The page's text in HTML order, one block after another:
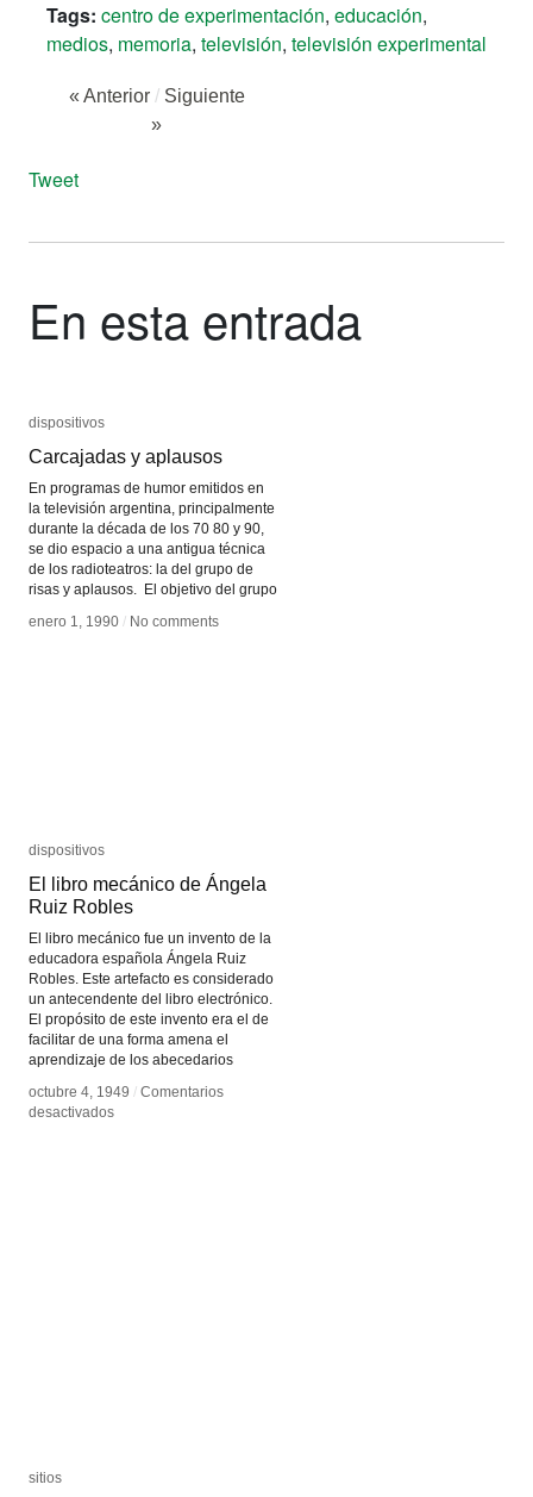
Tags: centro de experimentación, educación,
medios, memoria, televisión, televisión experimental
« Anterior / Siguiente
»
Tweet
En esta entrada
dispositivos
Carcajadas y aplausos
En programas de humor emitidos en
la televisión argentina, principalmente
durante la década de los 70 80 y 90,
se dio espacio a una antigua técnica
de los radioteatros: la del grupo de
risas y aplausos. El objetivo del grupo
enero 1, 1990 / No comments
dispositivos
Carcajadas y aplausos
enero 1, 1990 / No comments
dispositivos
El libro mecánico de Ángela
Ruiz Robles
El libro mecánico fue un invento de la
educadora española Ángela Ruiz
Robles. Este artefacto es considerado
un antecendente del libro electrónico.
El propósito de este invento era el de
facilitar de una forma amena el
aprendizaje de los abecedarios
octubre 4, 1949 / Comentarios
desactivadosen
dispositivos
El libro mecánico de Ángela
Ruiz Robles
octubre 4, 1949 / Comentarios
desactivadosen
sitios
sitios